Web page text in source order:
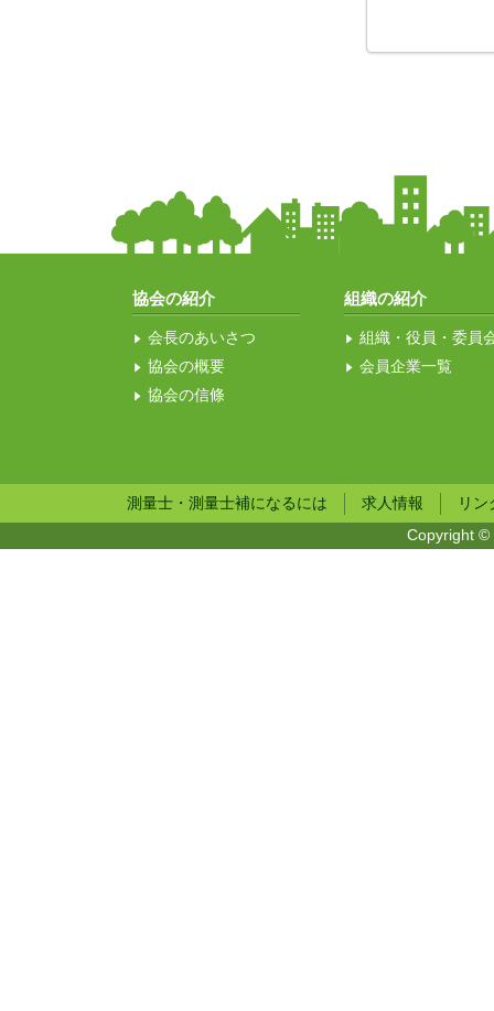
協会の紹介
会長のあいさつ
協会の概要
協会の信條
組織の紹介
組織・役員・委員
会員企業一覧
測量士・測量士補になるには 求人情報
リン
Copyright ©